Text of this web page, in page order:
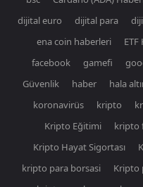
dijital euro
dijital para
ena coin haberleri
facebook
gamefi
Güvenlik
haber hala
koronavirüs
kripto
Kripto Eğitimi
kripto
Kripto Hayat Sigortası
kripto para borsasi
Kripto